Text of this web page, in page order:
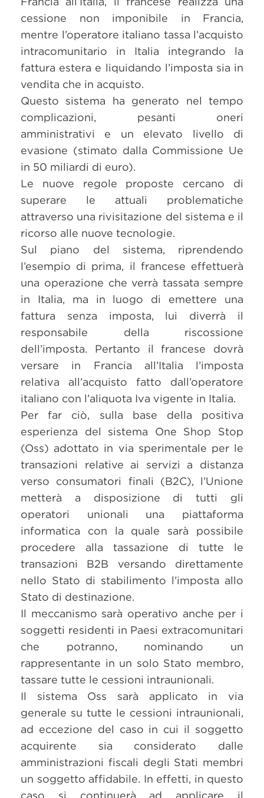
cessione non imponibile in Francia,
mentre l’operatore italiano tassa l’acquisto
intracomunitario in Italia integrando la
fattura estera e liquidando l’imposta sia in
vendita che in acquisto.
Questo sistema ha generato nel tempo
complicazioni, pesanti oneri
amministrativi e un elevato livello di
evasione (stimato dalla Commissione Ue
in 50 miliardi di euro).
Le nuove regole proposte cercano di
superare le attuali problematiche
attraverso una rivisitazione del sistema e il
ricorso alle nuove tecnologie.
Sul piano del sistema, riprendendo
l’esempio di prima, il francese effettuerà
una operazione che verrà tassata sempre
in Italia, ma in luogo di emettere una
fattura senza imposta, lui diverrà il
responsabile della riscossione
dell’imposta. Pertanto il francese dovrà
versare in Francia all’Italia l’imposta
relativa all’acquisto fatto dall’operatore
italiano con l’aliquota Iva vigente in Italia.
Per far ciò, sulla base della positiva
esperienza del sistema One Shop Stop
(Oss) adottato in via sperimentale per le
transazioni relative ai servizi a distanza
verso consumatori finali (B2C), l’Unione
metterà a disposizione di tutti gli
operatori unionali una piattaforma
informatica con la quale sarà possibile
procedere alla tassazione di tutte le
transazioni B2B versando direttamente
nello Stato di stabilimento l’imposta allo
Stato di destinazione.
Il meccanismo sarà operativo anche per i
soggetti residenti in Paesi extracomunitari
che potranno, nominando un
rappresentante in un solo Stato membro,
tassare tutte le cessioni intraunionali.
Il sistema Oss sarà applicato in via
generale su tutte le cessioni intraunionali,
ad eccezione del caso in cui il soggetto
acquirente sia considerato dalle
amministrazioni fiscali degli Stati membri
un soggetto affidabile. In effetti, in questo
caso si continuerà ad applicare il